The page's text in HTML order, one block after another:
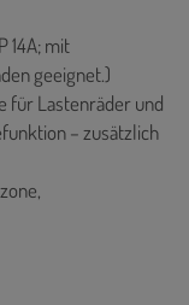
14A; mit
geeignet.)
für Lastenräder und
– zusätzlich